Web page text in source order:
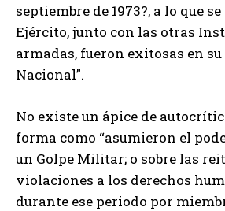
septiembre de 1973?, a lo que
Ejército, junto con las otras
armadas, fueron exitosas en
Nacional”.
No existe un ápice de
forma como “asumieron el
un Golpe Militar; o sobre las
violaciones a los derechos
durante ese periodo por